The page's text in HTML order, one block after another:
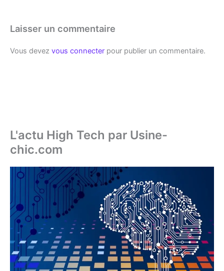
Laisser un commentaire
Vous devez vous connecter pour publier un commentaire.
L'actu High Tech par Usine-
chic.com